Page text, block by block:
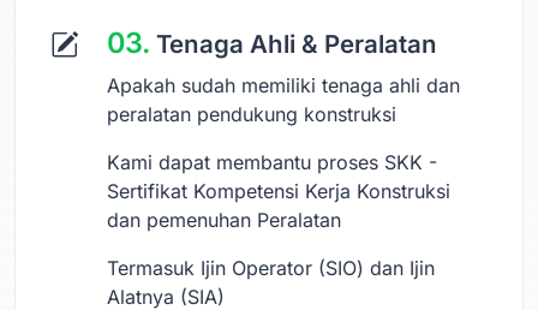
03. Tenaga Ahli & Peralatan
Apakah sudah memiliki tenaga ahli dan
peralatan pendukung konstruksi
Kami dapat membantu proses SKK -
Sertifikat Kompetensi Kerja Konstruksi
dan pemenuhan Peralatan
Termasuk Ijin Operator (SIO) dan Ijin
Alatnya (SIA)